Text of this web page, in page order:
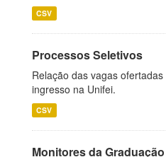
CSV
Processos Seletivos
Relação das vagas
ingresso na Unifei.
CSV
Monitores da Graduação